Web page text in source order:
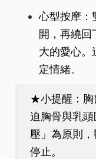
心型按摩：
開，再繞回
大的愛心。
定情緒。
★小提醒：胸
迫胸骨與乳
壓」為原則
停止。